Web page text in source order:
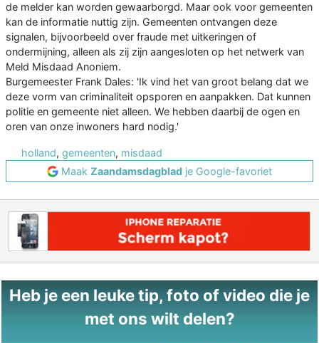
de melder kan worden gewaarborgd. Maar ook voor gemeenten
kan de informatie nuttig zijn. Gemeenten ontvangen deze
signalen, bijvoorbeeld over fraude met uitkeringen of
ondermijning, alleen als zij zijn aangesloten op het netwerk van
Meld Misdaad Anoniem.
Burgemeester Frank Dales: 'Ik vind het van groot belang dat we
deze vorm van criminaliteit opsporen en aanpakken. Dat kunnen
politie en gemeente niet alleen. We hebben daarbij de ogen en
oren van onze inwoners hard nodig.'
holland, gemeenten, misdaad
Maak Zaandamsdagblad je Google-favoriet
Heb je een leuke tip, foto of video die je
met ons wilt delen?